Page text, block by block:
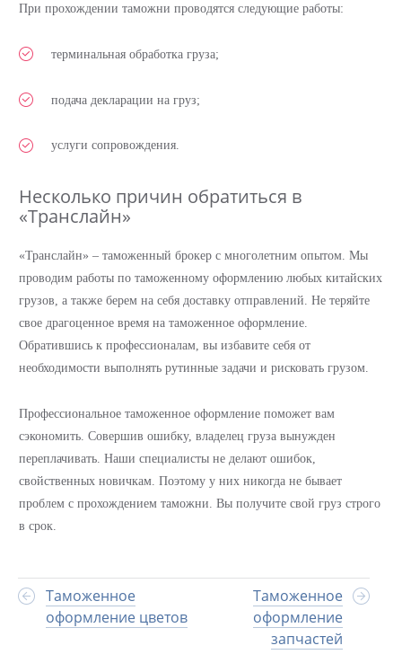
При прохождении таможни проводятся следующие работы:
терминальная обработка груза;
подача декларации на груз;
услуги сопровождения.
Несколько причин обратиться в
«Транслайн»
«Транслайн» – таможенный брокер с многолетним опытом. Мы
проводим работы по таможенному оформлению любых китайских
грузов, а также берем на себя доставку отправлений. Не теряйте
свое драгоценное время на таможенное оформление.
Обратившись к профессионалам, вы избавите себя от
необходимости выполнять рутинные задачи и рисковать грузом.
Профессиональное таможенное оформление поможет вам
сэкономить. Совершив ошибку, владелец груза вынужден
переплачивать. Наши специалисты не делают ошибок,
свойственных новичкам. Поэтому у них никогда не бывает
проблем с прохождением таможни. Вы получите свой груз строго
в срок.
Таможенное
оформление цветов
Таможенное
оформление
запчастей